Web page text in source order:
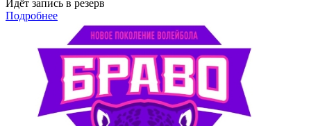
Идёт запись в резерв
Подробнее